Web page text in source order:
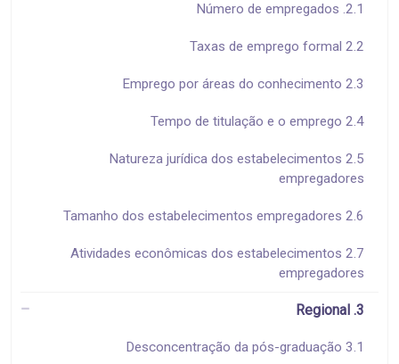
2.1. Número de empregados
2.2 Taxas de emprego formal
2.3 Emprego por áreas do conhecimento
2.4 Tempo de titulação e o emprego
2.5 Natureza jurídica dos estabelecimentos
empregadores
2.6 Tamanho dos estabelecimentos empregadores
2.7 Atividades econômicas dos estabelecimentos
empregadores
3. Regional
3.1 Desconcentração da pós-graduação